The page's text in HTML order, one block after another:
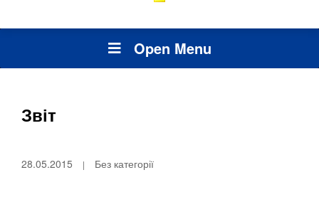
Open Menu
Звіт
28.05.2015 Без категорії